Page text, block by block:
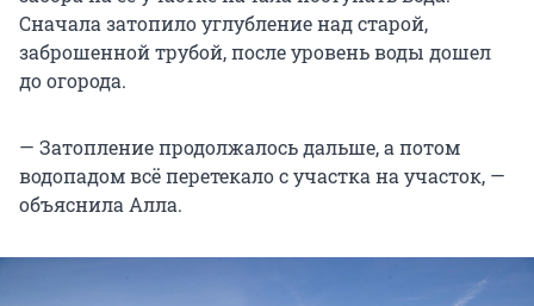
Сначала затопило углубление над старой,
заброшенной трубой, после уровень воды дошел
до огорода.
— Затопление продолжалось дальше, а потом
водопадом всё перетекало с участка на участок, —
объяснила Алла.